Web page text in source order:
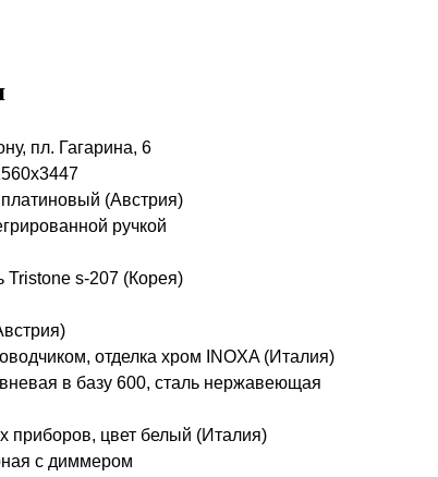
пл. Гагарина, 6
(Австрия)
ручкой
s-207 (Корея)
отделка хром INOXA (Италия)
в базу 600, сталь нержавеющая
приборов, цвет белый (Италия)
с диммером